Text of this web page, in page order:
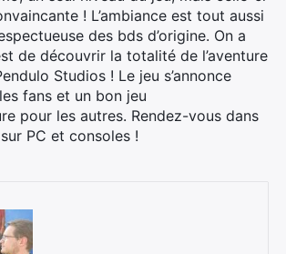
! L’ambiance est tout aussi
des bds d’origine. On a
de découvrir la totalité de l’aventure
Studios ! Le jeu s’annonce
fans et un bon jeu
pour les autres. Rendez-vous dans
PC et consoles !